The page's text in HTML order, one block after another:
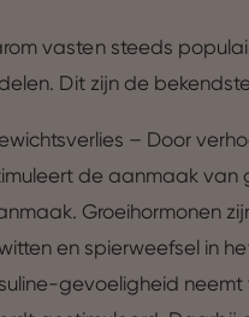
vasten steeds
Dit zijn de
– Door
de aanmaak van
Groeihormonen
en spierweefsel in
gevoeligheid